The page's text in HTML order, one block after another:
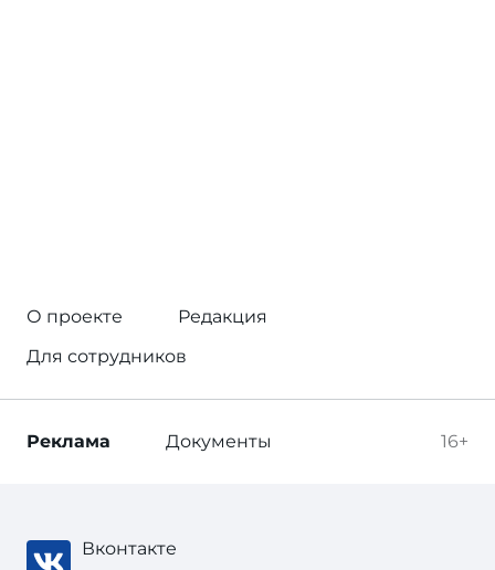
О проекте
Редакция
Для сотрудников
16+
Реклама Документы
Вконтакте